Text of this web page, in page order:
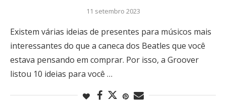
11 setembro 2023
Existem várias ideias de presentes para músicos mais
interessantes do que a caneca dos Beatles que você
estava pensando em comprar. Por isso, a Groover
listou 10 ideias para você …